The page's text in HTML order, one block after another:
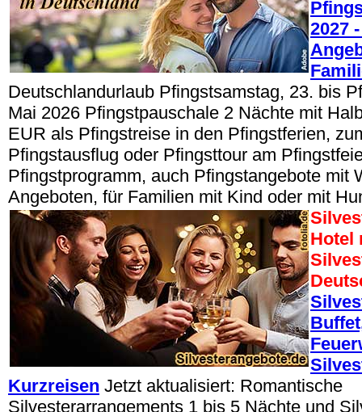
2027
Deutschlandurlaub Pfingstsamstag, 23. bis
Mai 2026 Pfingstpauschale 2 Nächte mit
EUR als Pfingstreise in den Pfingstferien,
Pfingstausflug oder Pfingsttour am
Pfingstprogramm, auch Pfingstangebote mit
Angeboten, für Familien mit Kind oder mit
Hotel
Kurzreisen Jetzt aktualisiert: Romantische
Silvesterarrangements 1 bis 5 Nächte und